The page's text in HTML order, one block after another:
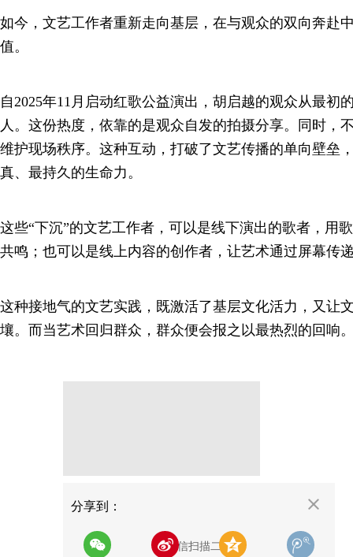
如今，文艺工作者重新走向基层，在与观众的双向奔赴
值。
自2025年11月启动红歌公益演出，胡启越的观众从最初
人。这份热度，依靠的是观众自发的拍摄分享。同时，
维护现场秩序。这种互动，打破了文艺传播的单向壁垒
真、最持久的生命力。
这些“下沉”的文艺工作者，可以是线下演出的歌者，用
共鸣；也可以是线上内容的创作者，让艺术通过屏幕传
这种接地气的文艺实践，既激活了基层文化活力，又让
壤。而当艺术回归群众，群众便会报之以最热烈的回响
分享到：
用微信扫描二维码